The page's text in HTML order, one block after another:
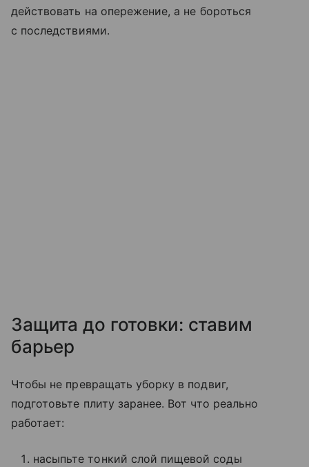
действовать на опережение, а не бороться
с последствиями.
Защита до готовки: ставим
барьер
Чтобы не превращать уборку в подвиг,
подготовьте плиту заранее. Вот что реально
работает:
насыпьте тонкий слой пищевой соды